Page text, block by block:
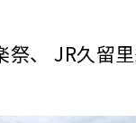
、 JR久留